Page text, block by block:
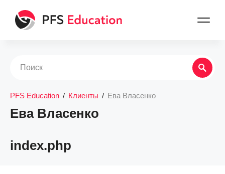
PFS Education / Клиенты / Ева Власенко
Ева Власенко
index.php